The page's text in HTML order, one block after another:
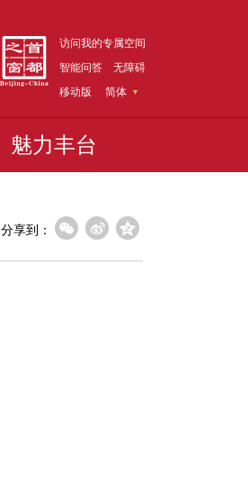
访问我的专属空间
智能问答
无障碍
移动版
简体
魅力丰台
分享到：